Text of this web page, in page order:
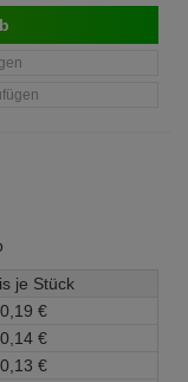
je Stück
0, 19 €
0, 14 €
0, 13 €